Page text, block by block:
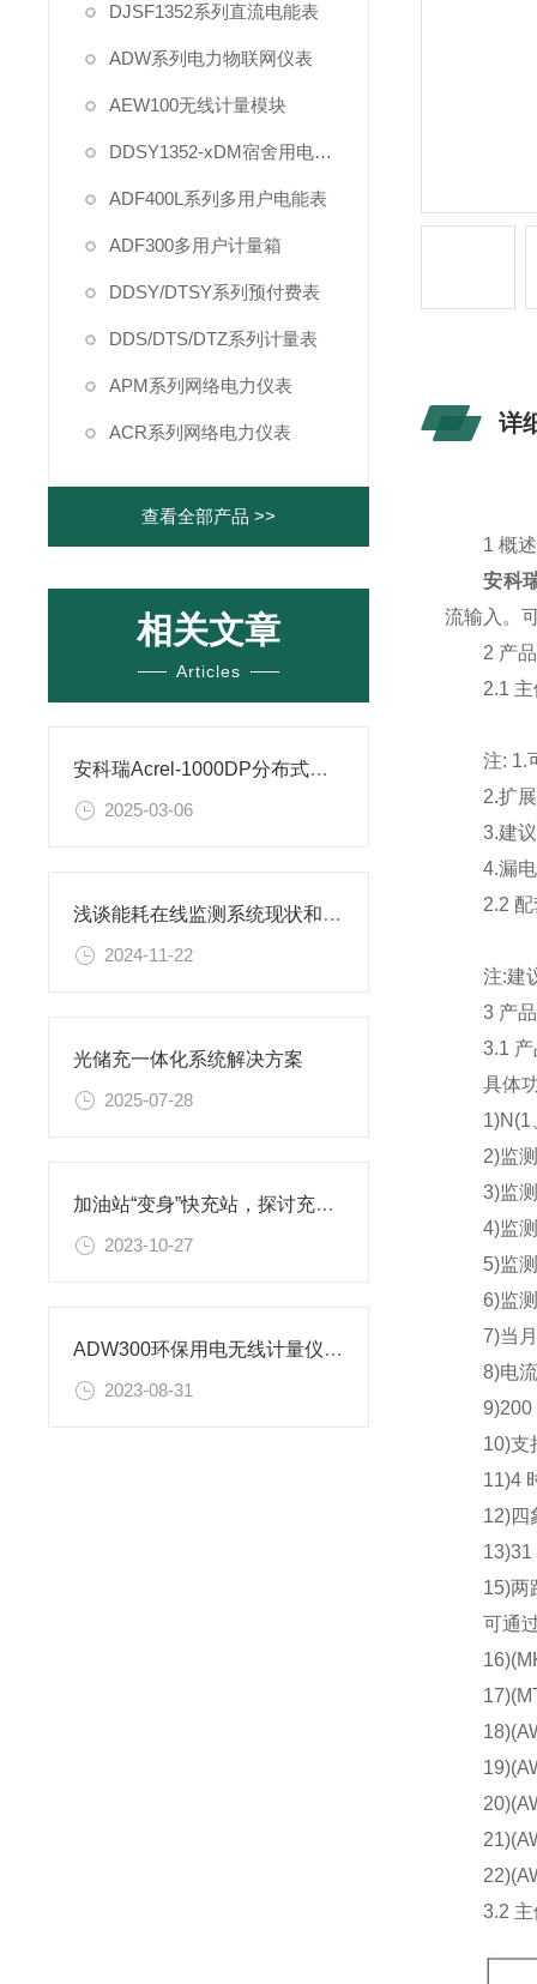
DJSF1352系列直流电能表
ADW系列电力物联网仪表
AEW100无线计量模块
DDSY1352-xDM宿舍用电管理
ADF400L系列多用户电能表
ADF300多用户计量箱
DDSY/DTSY系列预付费表
DDS/DTS/DTZ系列计量表
APM系列网络电力仪表
ACR系列网络电力仪表
查看全部产品 >>
相关文章
Articles
安科瑞Acrel-1000DP分布式光伏监控系统在某分布式光伏发电项目中的应用
2025-03-06
浅谈能耗在线监测系统现状和建设意义
2024-11-22
光储充一体化系统解决方案
2025-07-28
加油站“变身”快充站，探讨充电新模式
2023-10-27
ADW300环保用电无线计量仪表对接昊美平台实例
2023-08-31
详
1 概述
安科
流输入。
2 产品
2.1 主
注: 1.可
2.扩展功
3.建议
4.漏电
2.2 配
注:建议
3 产品
3.1 产
具体功
1)N(1、
2)监测
3)监测
4)监测
5)监测
6)监测
7)当月
8)电流
9)200
10)支持
11)4 时
12)四象
13)31
15)两路
可通过
16)(MK)
3.2 主